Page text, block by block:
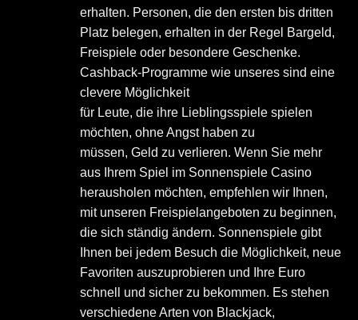
erhalten. Personen, die den ersten bis dritten
Platz belegen, erhalten in der Regel Bargeld,
Freispiele oder besondere Geschenke.
Cashback-Programme wie unseres sind eine
clevere Möglichkeit
für Leute, die ihre Lieblingsspiele spielen
möchten, ohne Angst haben zu
müssen, Geld zu verlieren. Wenn Sie mehr
aus Ihrem Spiel im Sonnenspiele Casino
herausholen möchten, empfehlen wir Ihnen,
mit unseren Freispielangeboten zu beginnen,
die sich ständig ändern. Sonnenspiele gibt
Ihnen bei jedem Besuch die Möglichkeit, neue
Favoriten auszuprobieren und Ihre Euro
schnell und sicher zu bekommen. Es stehen
verschiedene Arten von Blackjack,